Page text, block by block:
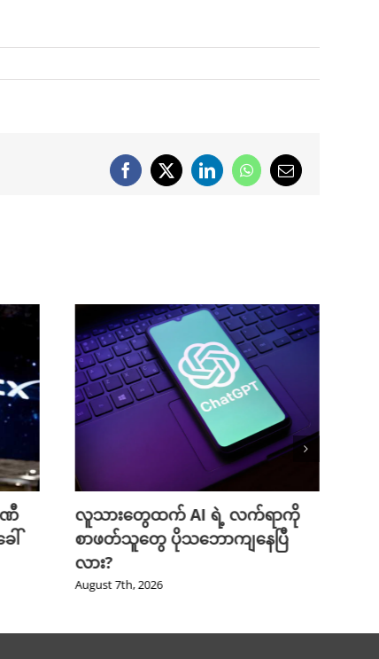
Facebook
X LinkedInWhatsApp
Email
ဏီ
ါ်
လူသားတွေထက် AI ရဲ့ လက်ရာကို
စာဖတ်သူတွေ ပိုသဘောကျနေပြီ
လား?
August 7th, 2026